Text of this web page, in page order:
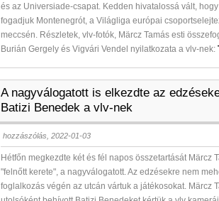
és az Universiade-csapat. Kedden hivatalossá vált,
fogadjuk Montenegrót, a Világliga európai
meccsén. Részletek, vlv-fotók, Märcz Tamás esti
Burián Gergely és Vigvári Vendel nyilatkozata a vlv-nek:
A nagyválogatott is elkezdte az
Batizi Benedek a vlv-nek
hozzászólás, 2022-01-03
Hétfőn megkezdte két és fél napos összetartását Märcz
"felnőtt kerete", a nagyválogatott. Az edzésekre nem
foglalkozás végén az utcán vártuk a játékosokat. Märcz